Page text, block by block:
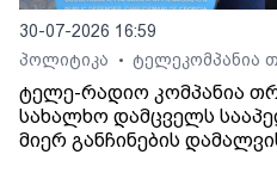
30-07-2026 16:59
პოლიტიკა
• ტელეკომპანია
ტელე-რადიო კომპანია
სახალხო დამცველს
მიერ განჩინების